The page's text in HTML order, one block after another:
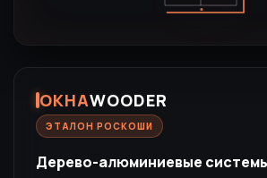
ОКНАWOODER
ЭТАЛОН РОСКОШИ
Дерево-алюминиевые